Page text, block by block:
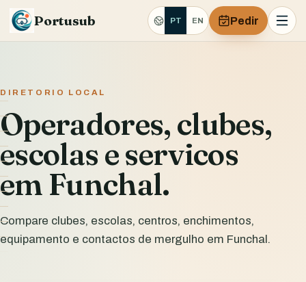
Portusub PT EN Pedir
DIRETORIO LOCAL
Operadores, clubes,
escolas e servicos
em Funchal.
Compare clubes, escolas, centros, enchimentos,
equipamento e contactos de mergulho em Funchal.